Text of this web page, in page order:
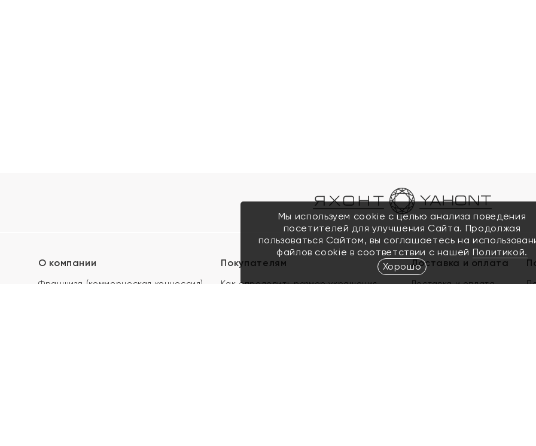
О компании
Франшиза (коммерческая концессия)
Покупателям
Как определить размер украшения
Доставка и оплата
Доставка и оплата
Мы используем cookie с целью анализа поведения
посетителей для улучшения Сайта. Продолжая
пользоваться Сайтом, вы соглашаетесь на
файлов cookie в соответствии с нашей Политикой.
Хорошо